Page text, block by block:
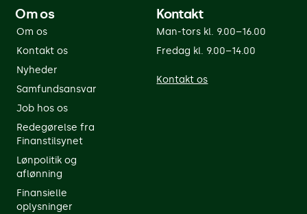
Om os
Om os
Kontakt os
Nyheder
Samfundsansvar
Job hos os
Redegørelse fra
Finanstilsynet
Lønpolitik og
aflønning
Finansielle
oplysninger
Kontakt
Man-tors kl. 9.00–16.00
Fredag kl. 9.00–14.00
Kontakt os